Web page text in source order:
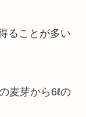
ることが多い
麦芽から6ℓの